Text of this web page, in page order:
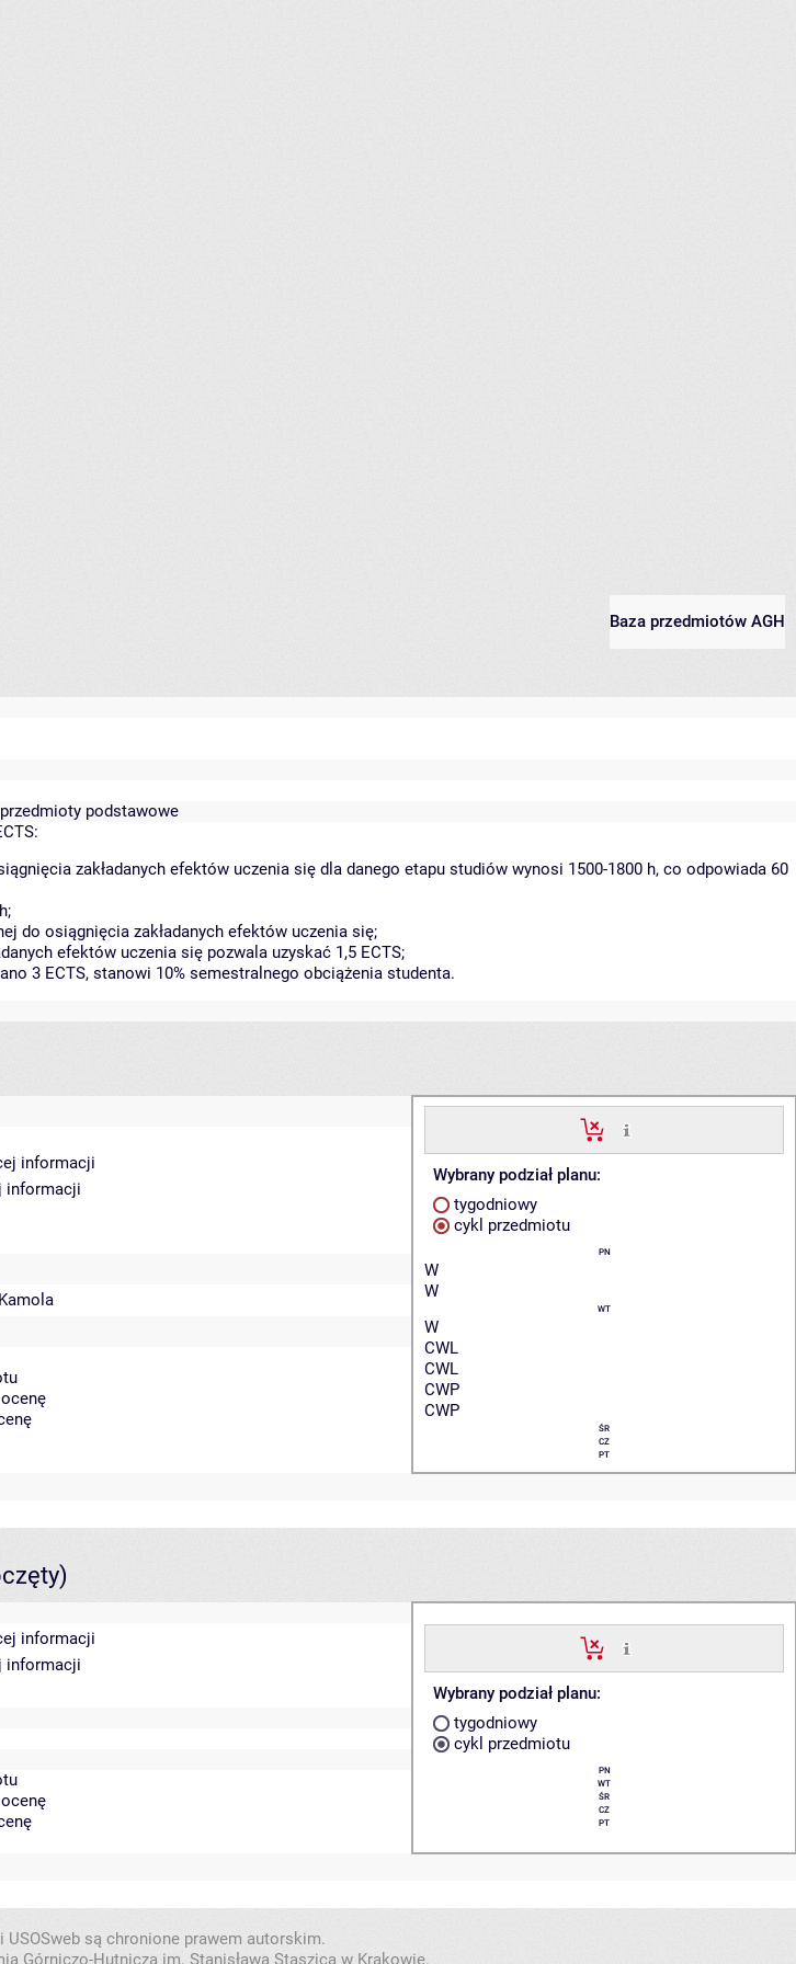
Baza przedmiotów AGH
podstawowe
zakładanych efektów uczenia się dla danego etapu studiów wynosi 1500-1800 h, co odpowiada 60
do osiągnięcia zakładanych efektów uczenia się;
efektów uczenia się pozwala uzyskać 1,5 ECTS;
3 ECTS, stanowi 10% semestralnego obciążenia studenta.
Wybrany podział planu:
tygodniowy
cykl przedmiotu
PN
W
W
WT
W
CWL
CWL
CWP
CWP
ŚR
CZ
PT
informacji
informacji
Wybrany podział planu:
tygodniowy
cykl przedmiotu
PN
WT
ŚR
CZ
PT
informacji
informacji
USOSweb są chronione prawem autorskim.
Górniczo-Hutnicza im. Stanisława Staszica w Krakowie.